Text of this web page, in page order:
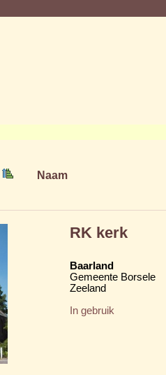
Naam
RK kerk
Baarland
Gemeente Borsele
Zeeland
In gebruik